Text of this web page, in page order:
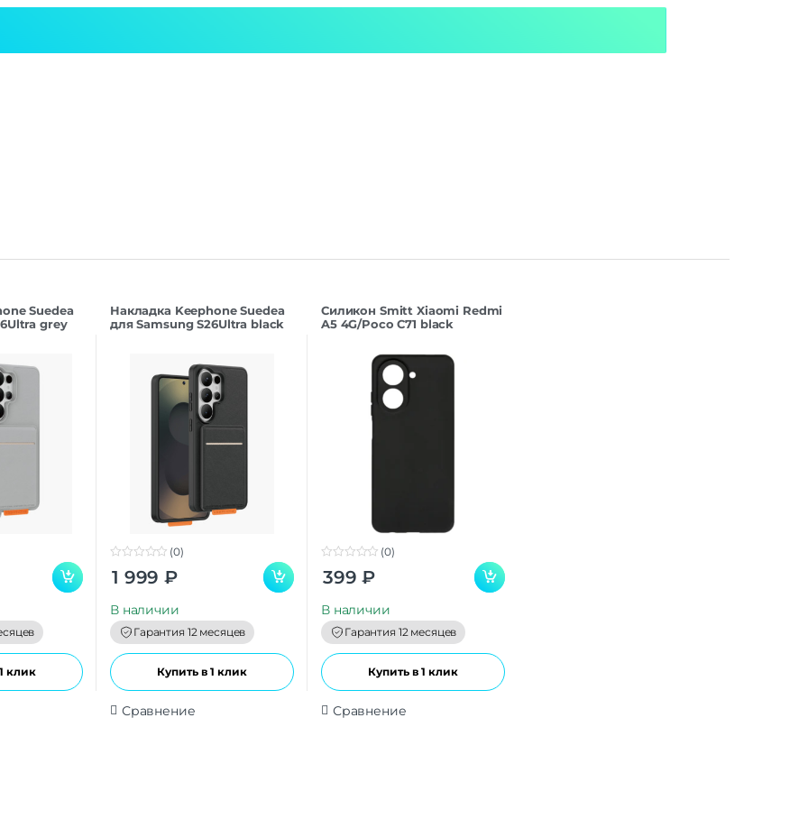
Suedea
grey
клик
Накладка Keephone Suedea
для Samsung S26Ultra black
o
(0)
1 999 ₽
В наличии
Гарантия 12 месяцев
Купить в 1 клик
Сравнение
Силикон Smitt Xiaomi Redmi
A5 4G/Poco C71 black
o
o
(0)
399 ₽
В наличии
Гарантия 12 месяцев
Купить в 1 клик
Сравнение